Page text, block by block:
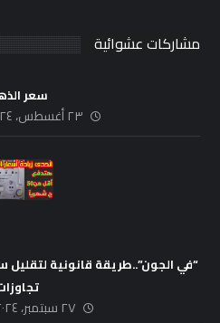
مشاركات عشوائية
سعر
٢٣ أغسطس، ٢٠٢٤
“في الجون”..طريقة قانونية لتقليل
٢٧ سبتمبر، ٢٠٢٤